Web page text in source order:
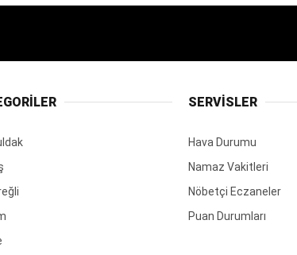
SERVİSLER
Hava Durumu
Namaz Vakitleri
Nöbetçi Eczaneler
Puan Durumları